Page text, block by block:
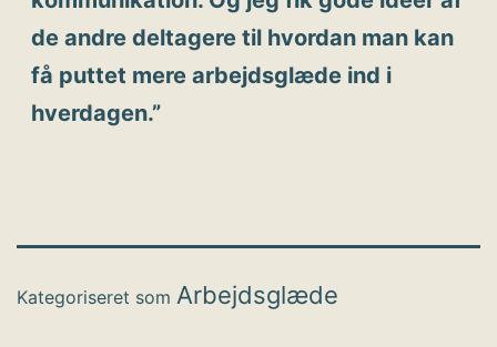
de andre deltagere til hvordan man kan
få puttet mere arbejdsglæde ind i
hverdagen.”
Kategoriseret som Arbejdsglæde